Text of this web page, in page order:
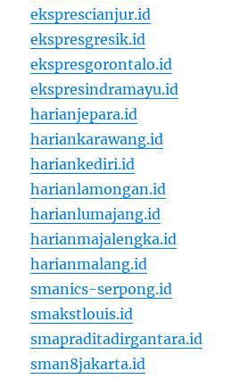
eksprescianjur.id
ekspresgresik.id
ekspresgorontalo.id
ekspresindramayu.id
harianjepara.id
hariankarawang.id
hariankediri.id
harianlamongan.id
harianlumajang.id
harianmajalengka.id
harianmalang.id
smanics-serpong.id
smakstlouis.id
smapraditadirgantara.id
sman8jakarta.id